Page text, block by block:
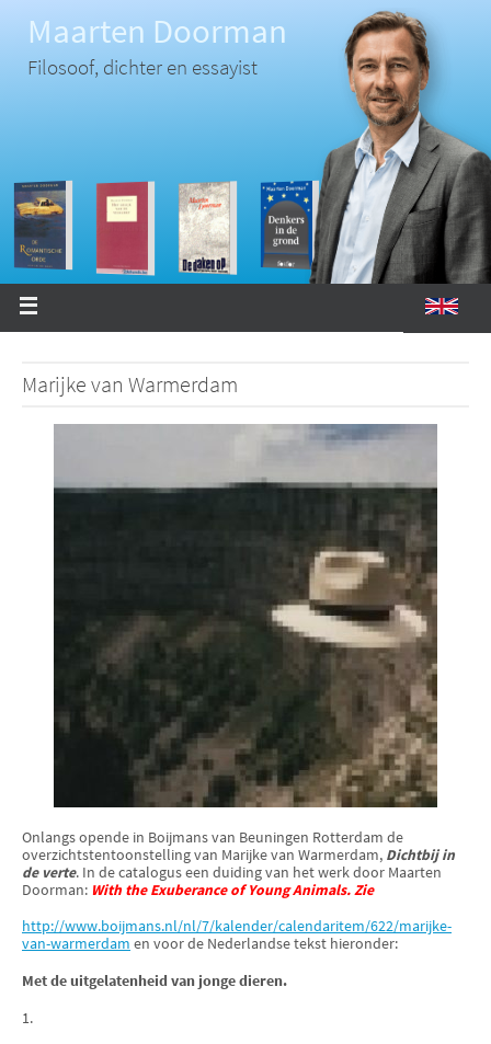
inhoud
Maarten Doorman
Filosoof, dichter en essayist
Marijke van Warmerdam
Onlangs opende in Boijmans van Beuningen Rotterdam de
overzichtstentoonstelling van Marijke van Warmerdam, Dichtbij in
de verte. In de catalogus een duiding van het werk door Maarten
Doorman: With the Exuberance of Young Animals. Zie
http://www.boijmans.nl/nl/7/kalender/calendaritem/622/marijke-
van-warmerdam en voor de Nederlandse tekst hieronder:
Met de uitgelatenheid van jonge dieren.
1.